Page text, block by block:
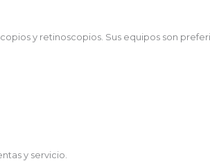
y retinoscopios. Sus equipos son
y servicio.